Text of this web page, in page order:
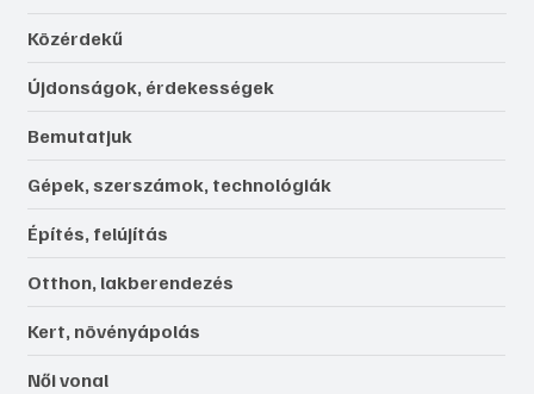
Közérdekű
Újdonságok, érdekességek
Bemutatjuk
Gépek, szerszámok, technológiák
Építés, felújítás
Otthon, lakberendezés
Kert, növényápolás
Női vonal